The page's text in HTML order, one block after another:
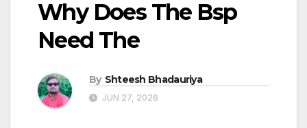
Why Does The Bsp
Need The
By Shteesh Bhadauriya
JUN 27, 2026